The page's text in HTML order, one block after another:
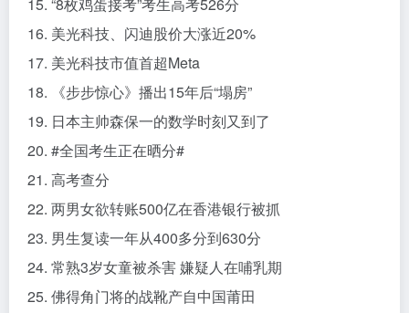
16. 美光科技、闪迪股价大涨近20%
17. 美光科技市值首超Meta
18. 《步步惊心》播出15年后“塌房”
19. 日本主帅森保一的数学时刻又到了
20. #全国考生正在晒分#
21. 高考查分
22. 两男女欲转账500亿在香港银行被抓
23. 男生复读一年从400多分到630分
24. 常熟3岁女童被杀害 嫌疑人在哺乳期
25. 佛得角门将的战靴产自中国莆田